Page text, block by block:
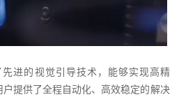
进的视觉引导技术，能够实现高精
提供了全程自动化、高效稳定的解决